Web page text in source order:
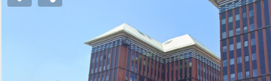
Waarom